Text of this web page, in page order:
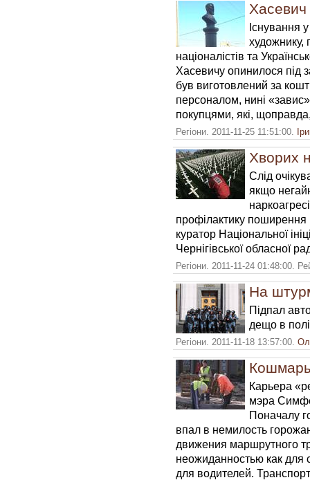
Існування
художнику,
націоналістів та
Хасевичу опинилося під
був виготовлений за
персоналом, нині
покупцями, які,
Регіони. 2011-11-25 11:51:00.
Хворих
Слід
якщо
профілактику
куратор Національної
Чернігівської обласної
Регіони. 2011-11-24 01:48:00.
На
Підпал
дещо в
Регіони. 2011-11-18 13:57:00.
Карьера
мэра
Поначалу
впал в немилость
движения маршрутного
неожиданностью как
для водителей.